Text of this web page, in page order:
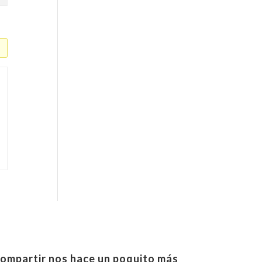
nos hace un poquito más